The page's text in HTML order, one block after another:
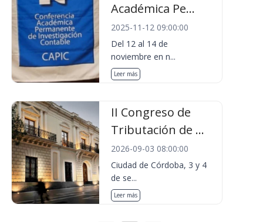
Académica Pe...
2025-11-12 09:00:00
Del 12 al 14 de
noviembre en n...
Leer más
II Congreso de
Tributación de ...
2026-09-03 08:00:00
Ciudad de Córdoba, 3 y 4
de se...
Leer más